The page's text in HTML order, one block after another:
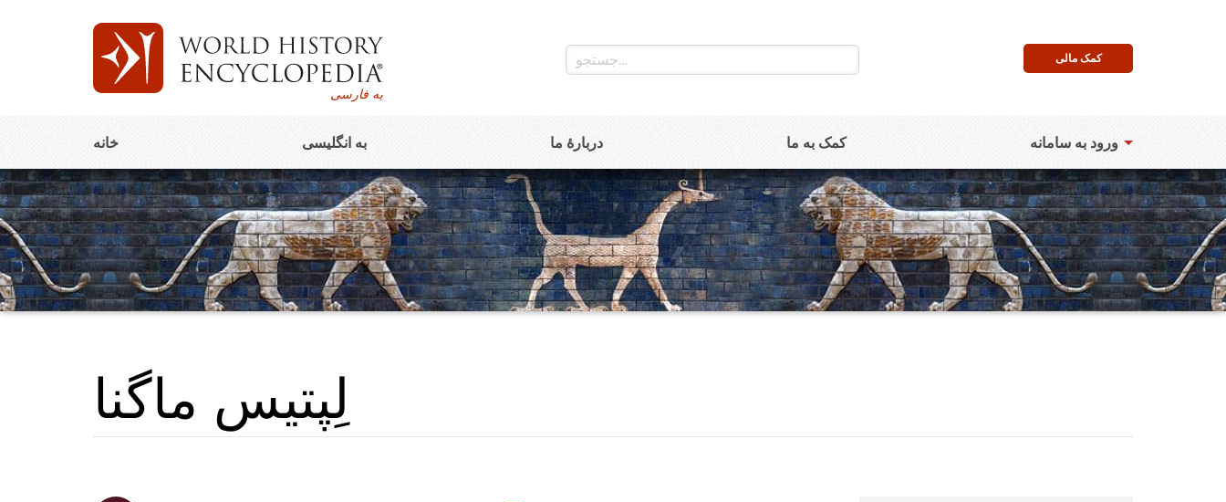
به فارسی
کمک مالی
خانه به انگلیسی دربارۀ ما کمک به ما ورود به سامانه
لِپتیس ماگنا